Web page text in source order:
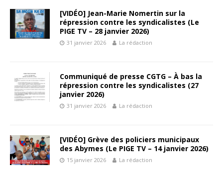
[VIDÉO] Jean-Marie Nomertin sur la
répression contre les syndicalistes (Le
PIGE TV – 28 janvier 2026)
31 janvier 2026 La rédaction
Communiqué de presse CGTG – À bas la
répression contre les syndicalistes (27
janvier 2026)
31 janvier 2026 La rédaction
[VIDÉO] Grève des policiers municipaux
des Abymes (Le PIGE TV – 14 janvier 2026)
15 janvier 2026 La rédaction